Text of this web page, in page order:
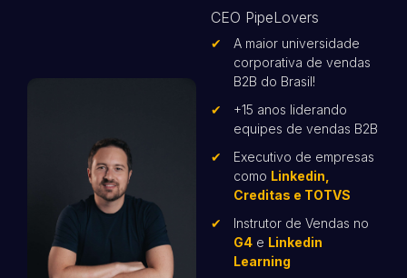
CEO PipeLovers
A maior universidade
corporativa de vendas
B2B do Brasil!
+15 anos liderando
equipes de vendas B2B
Executivo de empresas
como Linkedin,
Creditas e TOTVS
Instrutor de Vendas no
G4e Linkedin
Learning